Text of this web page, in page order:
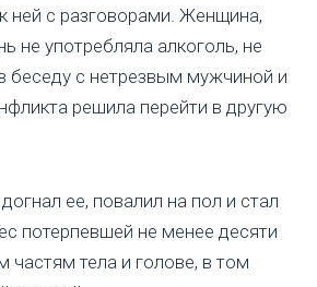
ней с разговорами. Женщина,
не употребляла алкоголь, не
беседу с нетрезвым мужчиной и
решила перейти в другую
ее, повалил на пол и стал
потерпевшей не менее десяти
частям тела и голове, в том